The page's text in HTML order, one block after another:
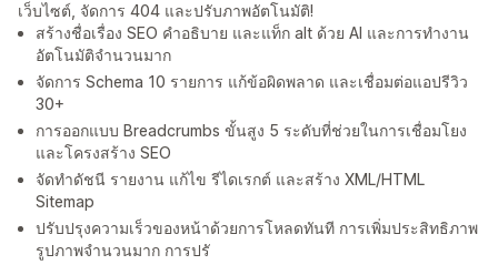
เว็บไซต์, จัดการ 404 และปรับภาพอัตโนมัติ!
สร้างชื่อเรื่อง SEO คำอธิบาย และแท็ก alt ด้วย AI และการทำงาน
อัตโนมัติจำนวนมาก
จัดการ Schema 10 รายการ แก้ข้อผิดพลาด และเชื่อมต่อแอปรีวิว
30+
การออกแบบ Breadcrumbs ขั้นสูง 5 ระดับที่ช่วยในการเชื่อมโยง
และโครงสร้าง SEO
จัดทำดัชนี รายงาน แก้ไข รีไดเรกต์ และสร้าง XML/HTML
Sitemap
ปรับปรุงความเร็วของหน้าด้วยการโหลดทันที การเพิ่มประสิทธิภาพ
รูปภาพจำนวนมาก การปรั